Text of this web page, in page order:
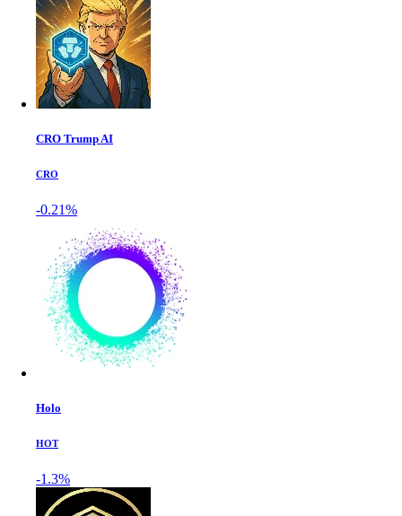
CRO Trump AI
CRO
-0.21%
Holo
HOT
-1.3%